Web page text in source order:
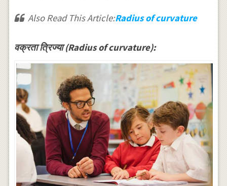
Also Read This Article:Radius of curvature
वक्रता त्रिज्या (Radius of curvature):